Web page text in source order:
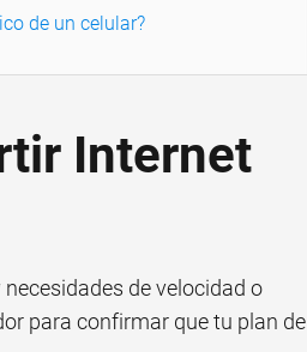
de un celular?
Internet
de velocidad o
para confirmar que tu plan de